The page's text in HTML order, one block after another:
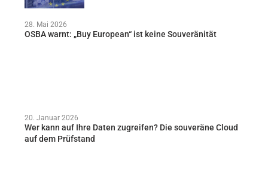
28. Mai 2026
OSBA warnt: „Buy European“ ist keine Souveränität
20. Januar 2026
Wer kann auf Ihre Daten zugreifen? Die souveräne Cloud
auf dem Prüfstand